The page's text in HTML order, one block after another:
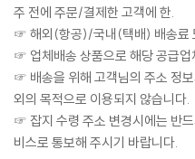
주 전에 주문/결제한 고객에 한.
☞ 해외(항공)/국내(택배) 배송료
☞ 업체배송 상품으로 해당 공급업
☞ 배송을 위해 고객님의 주소 정
외의 목적으로 이용되지 않습니다.
☞ 잡지 수령 주소 변경시에는 반
비스로 통보해 주시기 바랍니다.